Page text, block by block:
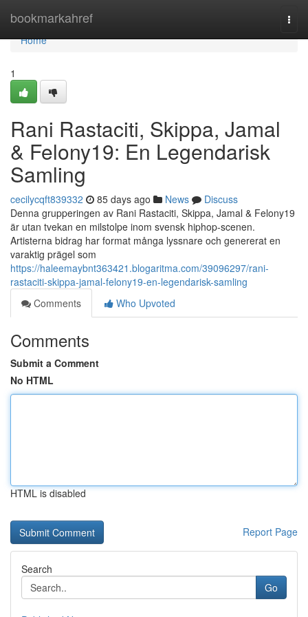
bookmarkahref
Home
Home
1
Rani Rastaciti, Skippa, Jamal
& Felony19: En Legendarisk
Samling
cecilycqft839332 85 days ago News
Discuss
Denna grupperingen av Rani Rastaciti, Skippa, Jamal & Felony19
är utan tvekan en milstolpe inom svensk hiphop-scenen.
Artisterna bidrag har format många lyssnare och genererat en
varaktig prägel som
https://haleemaybnt363421.blogaritma.com/39096297/rani-
rastaciti-skippa-jamal-felony19-en-legendarisk-samling
Comments
Who Upvoted
Comments
Submit a Comment
No HTML
HTML is disabled
Report Page
Search
Go